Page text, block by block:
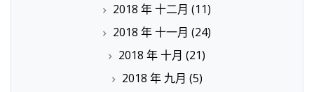
2018 年 十二月 (11)
2018 年 十一月 (24)
2018 年 十月 (21)
2018 年 九月 (5)